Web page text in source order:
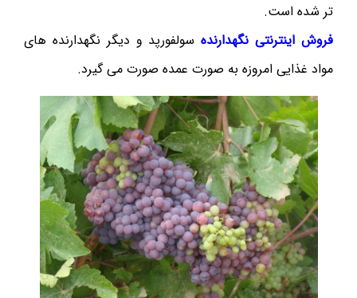
تر شده است.
فروش اینترنتی نگهدارندهسولفورپد و دیگر نگهدارنده های
مواد غذایی امروزه به صورت عمده صورت می گیرد.